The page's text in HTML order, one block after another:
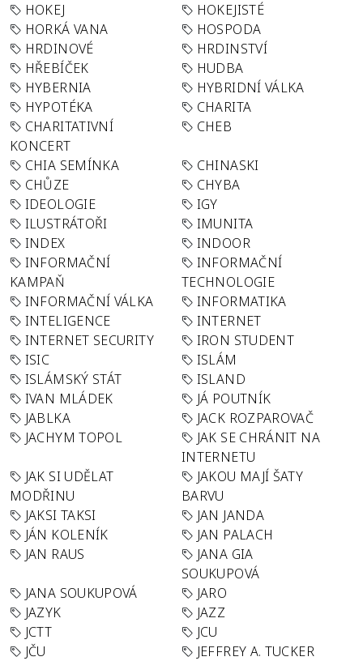
HOKEJ
HOKEJISTÉ
HORKÁ VANA
HOSPODA
HRDINOVÉ
HRDINSTVÍ
HŘEBÍČEK
HUDBA
HYBERNIA
HYBRIDNÍ VÁLKA
HYPOTÉKA
CHARITA
CHARITATIVNÍ
KONCERT
CHEB
CHIA SEMÍNKA
CHINASKI
CHŮZE
CHYBA
IDEOLOGIE
IGY
ILUSTRÁTOŘI
IMUNITA
INDEX
INDOOR
INFORMAČNÍ
KAMPAŇ
INFORMAČNÍ
TECHNOLOGIE
INFORMAČNÍ VÁLKA
INFORMATIKA
INTELIGENCE
INTERNET
INTERNET SECURITY
IRON STUDENT
ISIC
ISLÁM
ISLÁMSKÝ STÁT
ISLAND
IVAN MLÁDEK
JÁ POUTNÍK
JABLKA
JACK ROZPAROVAČ
JACHYM TOPOL
JAK SE CHRÁNIT NA
INTERNETU
JAK SI UDĚLAT
MODŘINU
JAKOU MAJÍ ŠATY
BARVU
JAKSI TAKSI
JAN JANDA
JÁN KOLENÍK
JAN PALACH
JAN RAUS
JANA GIA
SOUKUPOVÁ
JANA SOUKUPOVÁ
JARO
JAZYK
JAZZ
JCTT
JCU
JČU
JEFFREY A. TUCKER